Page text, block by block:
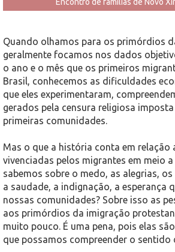
Quando olhamos para os primórdios
geralmente focamos nos dados
o ano e o mês que os primeiros
Brasil, conhecemos as dificuldades
que eles experimentaram,
gerados pela censura religiosa
primeiras comunidades.
Mas o que a história conta em relação
vivenciadas pelos migrantes em meio
sabemos sobre o medo, as alegrias,
a saudade, a indignação, a esperança
nossas comunidades? Sobre isso as
aos primórdios da imigração
muito pouco. É uma pena, pois elas
que possamos compreender o